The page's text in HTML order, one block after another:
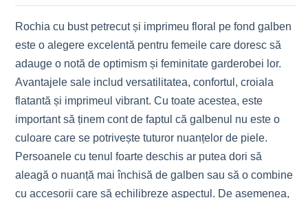
Rochia cu bust petrecut și imprimeu floral pe fond galben
este o alegere excelentă pentru femeile care doresc să
adauge o notă de optimism și feminitate garderobei lor.
Avantajele sale includ versatilitatea, confortul, croiala
flatantă și imprimeul vibrant. Cu toate acestea, este
important să ținem cont de faptul că galbenul nu este o
culoare care se potrivește tuturor nuanțelor de piele.
Persoanele cu tenul foarte deschis ar putea dori să
aleagă o nuanță mai închisă de galben sau să o combine
cu accesorii care să echilibreze aspectul. De asemenea,